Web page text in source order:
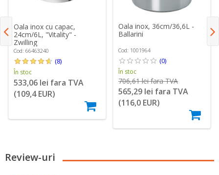
Oala inox cu capac,
24cm/6L, "Vitality" -
Zwilling
Cod: 66463240
(8)
În stoc
533,06 lei fara TVA
(109,4 EUR)
Oala inox, 36cm/36,6L -
Ballarini
Cod: 1001964
(0)
În stoc
706,61 lei fara TVA
565,29 lei fara TVA
(116,0 EUR)
Review-uri